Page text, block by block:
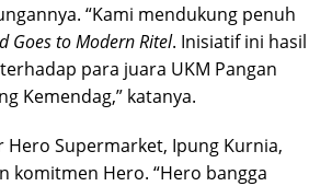
“Kami mendukung penuh
Goes to Modern Ritel. Inisiatif ini hasil
para juara UKM Pangan
Kemendag,” katanya.
Hero Supermarket, Ipung Kurnia,
komitmen Hero. “Hero bangga